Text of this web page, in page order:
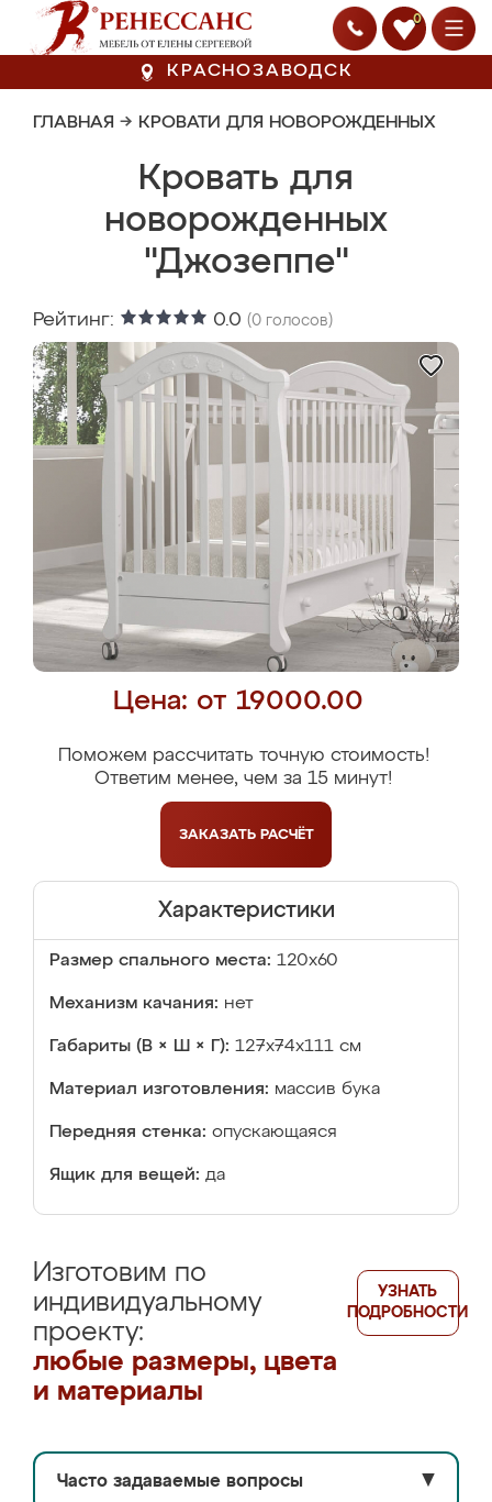
0
КРАСНОЗАВОДСК
ГЛАВНАЯ → КРОВАТИ ДЛЯ НОВОРОЖДЕННЫХ
Кровать для
новорожденных
"Джозеппе"
Рейтинг: 0.0 (0 голосов)
Цена: от 19000.00
Поможем рассчитать точную стоимость!
Ответим менее, чем за 15 минут!
ЗАКАЗАТЬ РАСЧЁТ
Характеристики
Размер спального места: 120х60
Механизм качания: нет
Габариты (В × Ш × Г): 127x74x111 см
Материал изготовления: массив бука
Передняя стенка: опускающаяся
Ящик для вещей: да
Изготовим по
индивидуальному
проекту:
любые размеры, цвета
и материалы
УЗНАТЬ
ПОДРОБНОСТИ
Часто задаваемые вопросы ▼